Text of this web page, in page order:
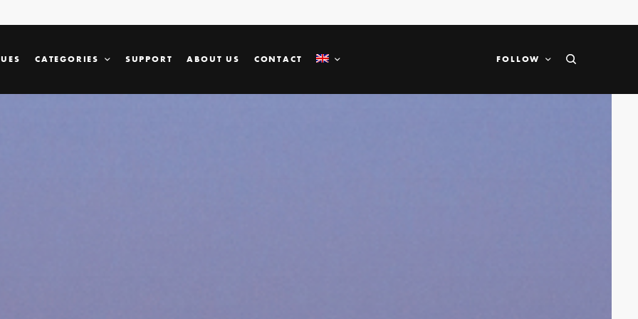
CATEGORIES SUPPORT ABOUT US CONTACT FOLLOW